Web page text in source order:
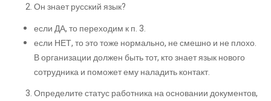
Он знает русский язык?
если ДА, то переходим к п. 3.
если НЕТ, то это тоже нормально, не смешно и не плохо.
В организации должен быть тот, кто знает язык нового
сотрудника и поможет ему наладить контакт.
Определите статус работника на основании документов,